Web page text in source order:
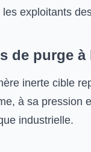
exploitants
de purge à
inerte cible
à sa pression
industrielle.